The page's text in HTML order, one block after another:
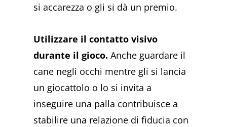
si accarezza o gli si dà un premio.
Utilizzare il contatto visivo
durante il gioco. Anche guardare il
cane negli occhi mentre gli si lancia
un giocattolo o lo si invita a
inseguire una palla contribuisce a
stabilire una relazione di fiducia con